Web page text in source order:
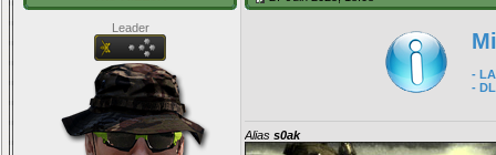
Leader
-
-
Alias s0ak